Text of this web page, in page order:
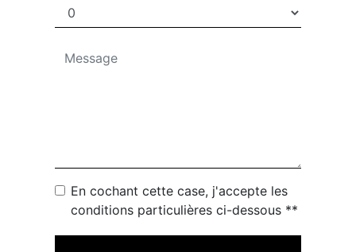
En cochant cette case, j'accepte les
conditions particulières ci-dessous **